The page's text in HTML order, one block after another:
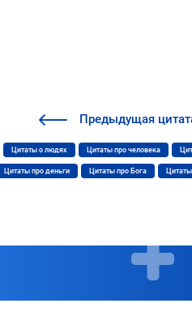
Предыдущая
Цитаты о людях Цитаты про человека
Цитаты про деньги Цитаты про Бога